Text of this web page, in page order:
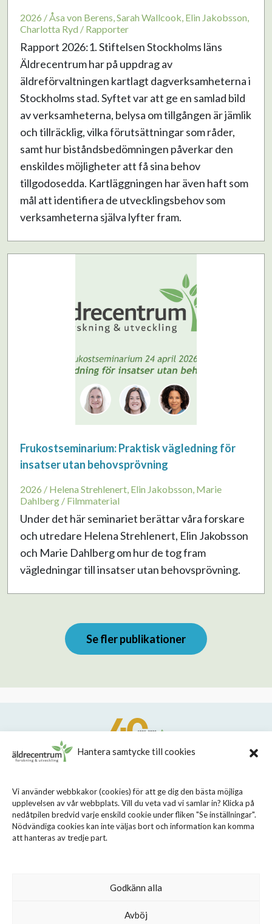
Hantera samtycke till cookies
Vi använder webbkakor (cookies) för att ge dig den bästa möjliga
upplevelsen av vår webbplats. Vill du veta vad vi samlar in? Klicka på
nedåtpilen bredvid varje enskild cookie under fliken "Se inställningar".
Nödvändiga cookies kan inte väljas bort och information kan komma
att hanteras av tredje part.
Godkänn alla
Avböj
2026 / Åsa von Berens, Sarah Wallcook, Elin Jakobsson,
Charlotta Ryd / Rapporter
Rapport 2026:1. Stiftelsen Stockholms läns
Äldrecentrum har på uppdrag av
äldreförvaltningen kartlagt dagverksamheterna i
Stockholms stad. Syftet var att ge en samlad bild
av verksamheterna, belysa om tillgången är jämlik
och tillräcklig, vilka förutsättningar som råder,
samt hur biståndsbedömningen påverkar den
enskildes möjligheter att få sina behov
tillgodosedda. Kartläggningen har även haft som
mål att identifiera de utvecklingsbehov som
verksamheterna själva lyfter fram.
Frukostseminarium: Praktisk vägledning för
insatser utan behovsprövning
2026 / Helena Strehlenert, Elin Jakobsson, Marie
Dahlberg / Filmmaterial
Under det här seminariet berättar våra forskare
och utredare Helena Strehlenert, Elin Jakobsson
och Marie Dahlberg om hur de tog fram
vägledningar till insatser utan behovsprövning.
Se fler publikationer
Sveavägen 155, 113 46 Stockholm
08 - 690 58 00
info@aldrecentrum.se
Talande webb